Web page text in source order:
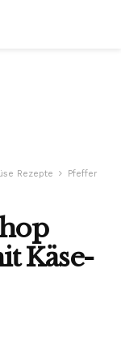
Rezepte
Pfeffer
Käse-